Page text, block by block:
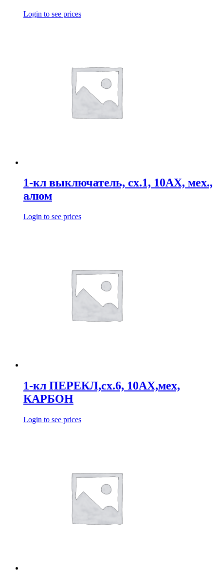
Login to see prices
1-кл выключатель, сх.1, 10АХ, мех.,
алюм
Login to see prices
1-кл ПЕРЕКЛ,сх.6, 10АХ,мех,
КАРБОН
Login to see prices